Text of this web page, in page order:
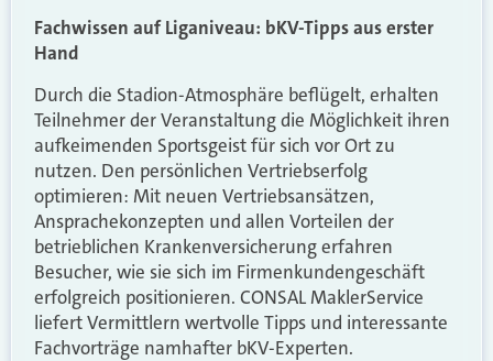
Fachwissen auf Liganiveau: bKV-Tipps aus erster
Hand
Durch die Stadion-Atmosphäre beflügelt, erhalten
Teilnehmer der Veranstaltung die Möglichkeit ihren
aufkeimenden Sportsgeist für sich vor Ort zu
nutzen. Den persönlichen Vertriebserfolg
optimieren: Mit neuen Vertriebsansätzen,
Ansprachekonzepten und allen Vorteilen der
betrieblichen Krankenversicherung erfahren
Besucher, wie sie sich im Firmenkundengeschäft
erfolgreich positionieren. CONSAL MaklerService
liefert Vermittlern wertvolle Tipps und interessante
Fachvorträge namhafter bKV-Experten.